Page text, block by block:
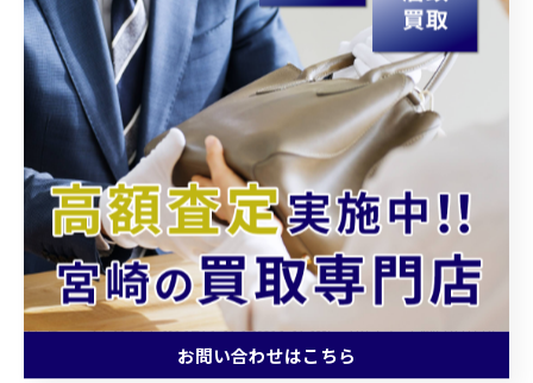
時間・連絡先）
来店のハードルを下げるのも“やさしさ”の一部。買取大
吉 延岡中川原店の基本情報は次のとおりや。
営業時間：10:00～18:00
定休日： 水曜日
電話：0982-20-9911（事前相談・持ち物確認に便
利）
なお、ブログは2025/12/22～12/29にかけて事例が更新
されとるで。最新の取り扱い傾向をチェックして、来店
お問い合わせはこちら